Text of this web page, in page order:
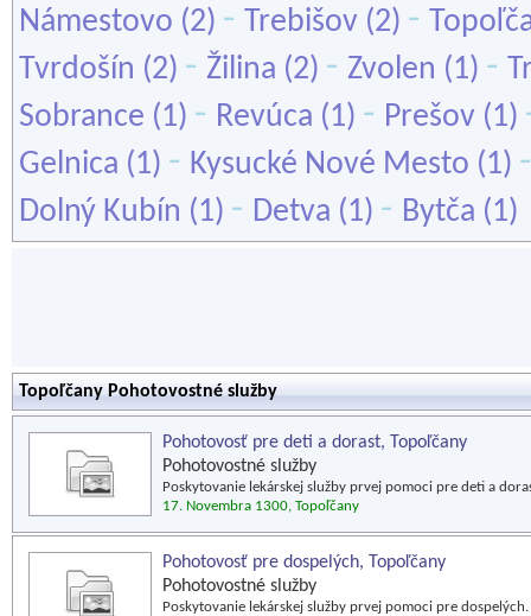
Námestovo (2) - Trebišov (2) -
Tvrdošín (2) - Žilina (2) - Zvolen (1) -
Sobrance (1) - Revúca (1) - Prešov (1)
Gelnica (1) - Kysucké Nové Mesto (1)
Dolný Kubín (1) - Detva (1) - Bytča (1)
Topoľčany Pohotovostné služby
Pohotovosť pre deti a dorast, Topoľčany
Pohotovostné služby
Poskytovanie lekárskej služby prvej pomoci pre deti a
17. Novembra 1300, Topoľčany
Pohotovosť pre dospelých, Topoľčany
Pohotovostné služby
Poskytovanie lekárskej služby prvej pomoci pre dospelých.